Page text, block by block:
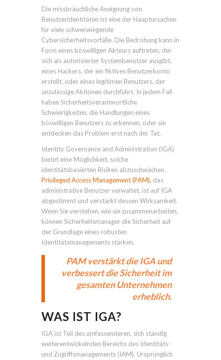
Die missbräuchliche Aneignung von
Benutzeridentitäten ist eine der Hauptursachen
für viele schwerwiegende
Cybersicherheitsvorfälle. Die Bedrohung kann in
Form eines böswilligen Akteurs auftreten, der
sich als autorisierter Systembenutzer ausgibt,
eines Hackers, der ein fiktives Benutzerkonto
erstellt, oder eines legitimen Benutzers, der
unzulässige Aktionen durchführt. In jedem Fall
haben Sicherheitsverantwortliche
Schwierigkeiten, die Handlungen eines
böswilligen Benutzers zu erkennen, oder sie
entdecken das Problem erst nach der Tat.
Identity Governance and Administration (IGA)
bietet eine Möglichkeit, solche
identitätsbasierten Risiken abzuschwächen.
Privileged Access Management (PAM), das
administrative Benutzer verwaltet, ist auf IGA
abgestimmt und verstärkt dessen Wirksamkeit.
Wenn Sie verstehen, wie sie zusammenarbeiten,
können Sicherheitsmanager die Sicherheit auf
der Grundlage eines robusten
Identitätsmanagements stärken.
PAM verstärkt die IGA und
verbessert die Sicherheit im
gesamten Unternehmen
erheblich.
WAS IST IGA?
IGA ist Teil des umfassenderen, sich ständig
weiterentwickelnden Bereichs des Identitäts-
und Zugriffsmanagements (IAM). Ursprünglich